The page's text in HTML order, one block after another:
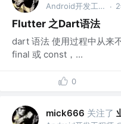
Android开发工程师 @成都某个小company ·
Flutter 之Dart语法
dart 语法 使用过程中从来
final 或 const，...
0
mick666 关注了